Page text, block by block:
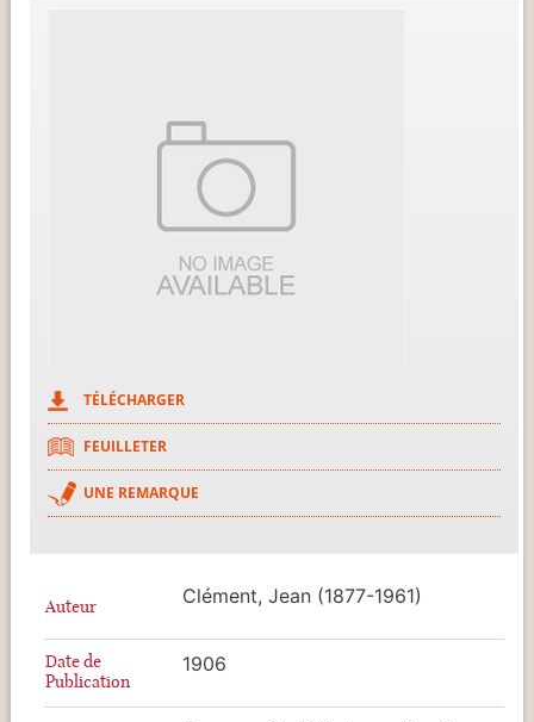
TÉLÉCHARGER
FEUILLETER
UNE REMARQUE
Auteur Clément, Jean (1877-1961)
Date de
Publication
1906